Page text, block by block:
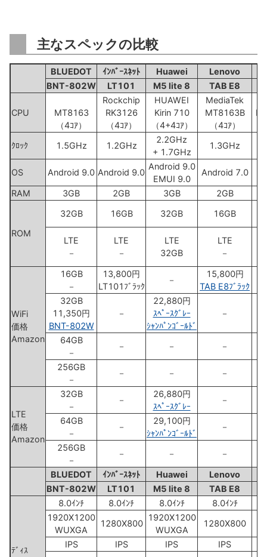
主なスペックの比較
BLUEDOT ｲﾝﾊﾞｰｽﾈｯﾄ Huawei Lenovo
BNT-802W
LT101 M5 lite 8 TAB E8
CPU
MT8163
（4ｺｱ）
Rockchip
RK3126
（4ｺｱ）
HUAWEI
Kirin 710
（4+4ｺｱ）
MediaTek
MT8163B
（4ｺｱ）
ｸﾛｯｸ
1.5GHz 1.2GHz
2.2GHz
+ 1.7GHz
1.3GHz
OS Android 9.0 Android 9.0
Android 9.0
EMUI 9.0
Android 7.0
RAM 3GB 2GB 3GB 2GB
ROM
32GB 16GB 32GB 16GB
LTE
－
LTE
－
LTE
32GB
LTE
－
WiFi
価格
Amazon
16GB
－
13,800円
LT101ﾌﾞﾗｯｸ
－
15,800円
TAB E8ﾌﾞﾗｯｸ
32GB
11,350円
BNT-802W
－
22,880円
ｽﾍﾟｰｽｸﾞﾚｰ
ｼｬﾝﾊﾟﾝｺﾞｰﾙﾄﾞ
－
64GB
－
－ － －
256GB
－
－ － －
LTE
価格
Amazon
32GB
－
－
26,880円
ｽﾍﾟｰｽｸﾞﾚｰ
－
64GB
－
－
29,100円
ｼｬﾝﾊﾟﾝｺﾞｰﾙﾄﾞ
－
256GB
－
－ － －
BLUEDOT ｲﾝﾊﾞｰｽﾈｯﾄ Huawei Lenovo
BNT-802W
LT101 M5 lite 8 TAB E8
ﾃﾞｨｽ
8.0ｲﾝﾁ 8.0ｲﾝﾁ 8.0ｲﾝﾁ
8.0ｲﾝﾁ
1920X1200
WUXGA
1280X800
1920X1200
WUXGA
1280X800
IPS IPS IPS
IPS